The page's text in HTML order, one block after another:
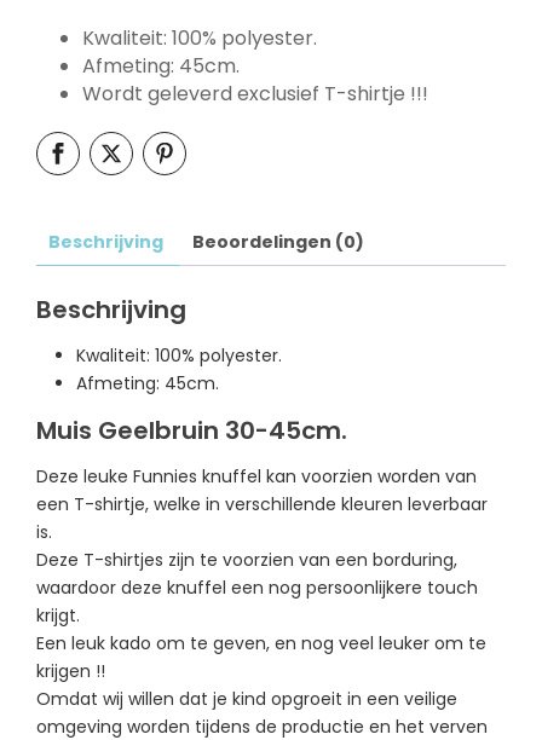
Kwaliteit: 100% polyester.
Afmeting: 45cm.
Wordt geleverd exclusief T-shirtje !!!
Beschrijving Beoordelingen (0)
Beschrijving
Kwaliteit: 100% polyester.
Afmeting: 45cm.
Muis Geelbruin 30-45cm.
Deze leuke Funnies knuffel kan voorzien worden van
een T-shirtje, welke in verschillende kleuren leverbaar
is.
Deze T-shirtjes zijn te voorzien van een borduring,
waardoor deze knuffel een nog persoonlijkere touch
krijgt.
Een leuk kado om te geven, en nog veel leuker om te
krijgen !!
Omdat wij willen dat je kind opgroeit in een veilige
omgeving worden tijdens de productie en het verven